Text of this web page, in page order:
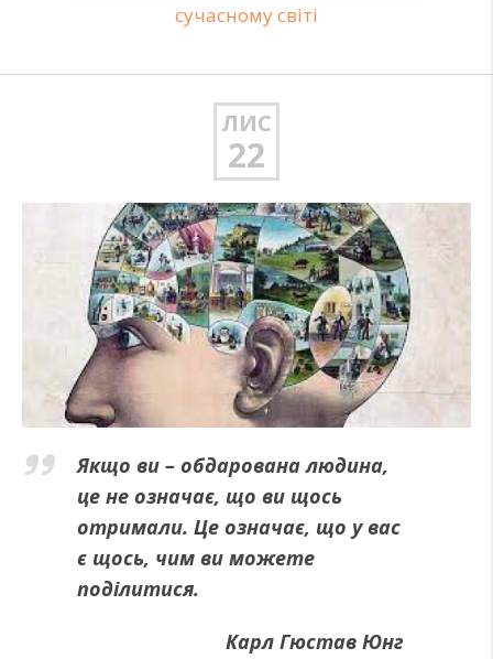
сучасному світі
ЛИС
22
Якщо ви – обдарована людина,
це не означає, що ви щось
отримали. Це означає, що у вас
є щось, чим ви можете
поділитися.
Карл Гюстав Юнг